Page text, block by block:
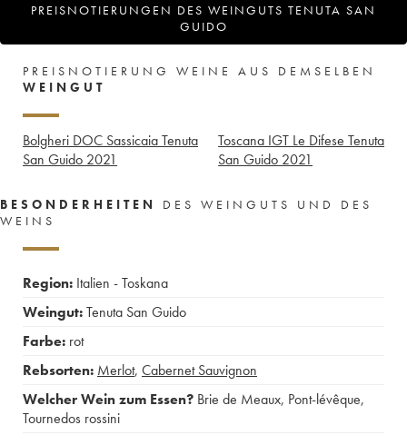
PREISNOTIERUNGEN DES WEINGUTS TENUTA SAN
GUIDO
PREISNOTIERUNG WEINE AUS DEMSELBEN
WEINGUT
Bolgheri DOC Sassicaia Tenuta
San Guido 2021
Toscana IGT Le Difese Tenuta
San Guido 2021
BESONDERHEITEN
DES WEINGUTS UND DES
WEINS
Region: Italien - Toskana
Weingut:Tenuta San Guido
Farbe: rot
Rebsorten: Merlot, Cabernet Sauvignon
Welcher Wein zum Essen? Brie de Meaux, Pont-lévêque,
Tournedos rossini